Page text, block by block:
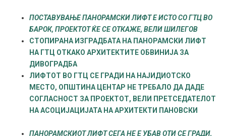
ПОСТАВУВАЊЕ ПАНОРАМСКИ ЛИФТ Е ИСТО СО ГТЦ ВО
БАРОК, ПРОЕКТОТ ЌЕ СЕ ОТКАЖЕ, ВЕЛИ ШИЛЕГОВ
СТОПИРАНА ИЗГРАДБАТА НА ПАНОРАМСКИ ЛИФТ
НА ГТЦ ОТКАКО АРХИТЕКТИТЕ ОБВИНИЈА ЗА
ДИВОГРАДБА
ЛИФТОТ ВО ГТЦ СЕ ГРАДИ НА НАЈИДИОТСКО
МЕСТО, ОПШТИНА ЦЕНТАР НЕ ТРЕБАЛО ДА ДАДЕ
СОГЛАСНОСТ ЗА ПРОЕКТОТ, ВЕЛИ ПРЕТСЕДАТЕЛОТ
НА АСОЦИЈАЦИЈАТА НА АРХИТЕКТИ ПАНОВСКИ
ПАНОРАМСКИОТ ЛИФТ СЕГА НЕ Е УБАВ ОТИ СЕ ГРАДИ,